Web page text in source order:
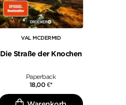
VAL MCDERMID
Die Straße der Knochen
Paperback
18,00 €*